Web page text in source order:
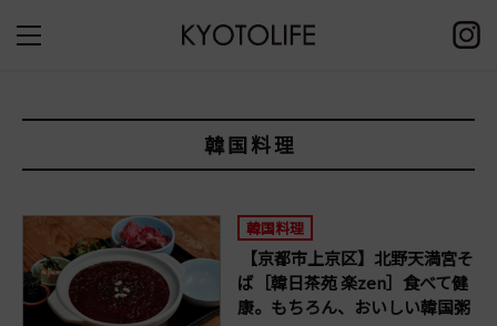
韓国料理
韓国料理
【京都市上京区】北野天満宮そ
ば［韓日茶苑 楽zen］食べて健
康。もちろん、おいしい韓国粥